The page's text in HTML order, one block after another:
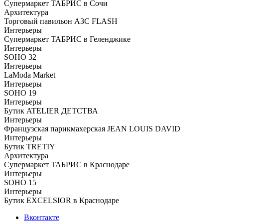
Супермаркет ТАБРИС в Сочи
Архитектура
Торговый павильон АЗС FLASH
Интерьеры
Супермаркет ТАБРИС в Геленджике
Интерьеры
SOHO 32
Интерьеры
LaModa Market
Интерьеры
SOHO 19
Интерьеры
Бутик ATELIER ДЕТСТВА
Интерьеры
Французская парикмахерская JEAN LOUIS DAVID
Интерьеры
Бутик TRETIY
Архитектура
Супермаркет ТАБРИС в Краснодаре
Интерьеры
SOHO 15
Интерьеры
Бутик EXCELSIOR в Краснодаре
Вконтакте